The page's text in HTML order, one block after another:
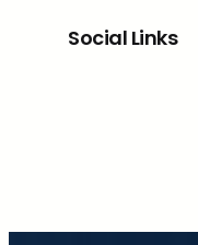
Social Links